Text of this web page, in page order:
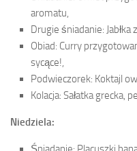
aromatu,
Drugie śniadanie:
Obiad: Curry
sycące!,
Podwieczorek: Koktajl
Kolacja: Sałatka grecka,
Niedziela: